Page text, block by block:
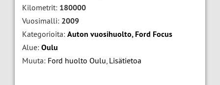
Kilometrit: 180000
Vuosimalli: 2009
Kategorioita: Auton vuosihuolto,Ford Focus
Alue: Oulu
Muuta: Ford huolto Oulu, Lisätietoa